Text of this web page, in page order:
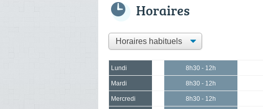
Horaires
Lundi 8h30 - 12h
Mardi 8h30 - 12h
Mercredi 8h30 - 12h